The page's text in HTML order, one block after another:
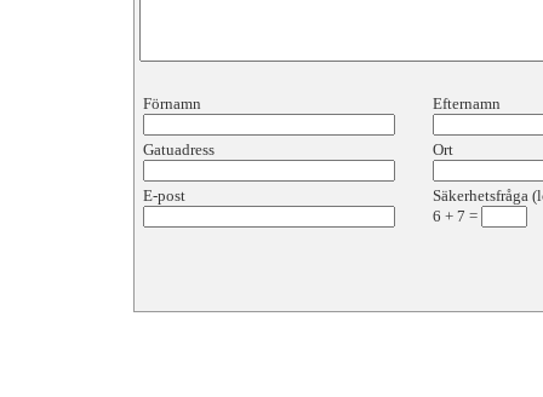
Förnamn Efternamn
Gatuadress Ort
E-post
Säkerhetsfråga
6 + 7 =